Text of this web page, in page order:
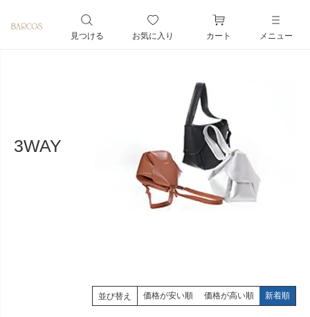
見つける お気に入り カート メニュー
3WAY
並び替え 価格が安い順 価格が高い順 新着順